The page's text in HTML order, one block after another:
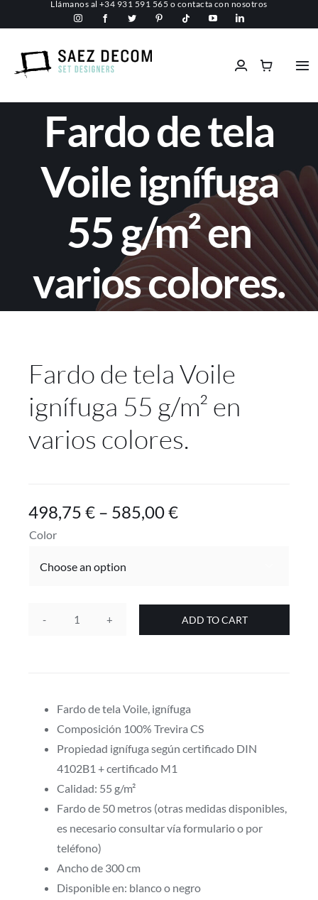
al
contenido
Llámanos al +34 931 591 565 o contacta con nosotros
Espacios comerciales
Ignífugos
Servicios
Blog
Contacto
Fardo de tela
Voile ignífuga
55 g/m² en
varios colores.
Fardo de tela Voile
ignífuga 55 g/m² en
varios colores.
498,75 €– 585,00€
Color
Fardo
g/m²
en
varios
colores.
quantity
ADD TO CART
Fardo de tela Voile, ignífuga
Composición 100% Trevira CS
Propiedad ignífuga según certificado DIN
4102B1 + certificado M1
Calidad: 55 g/m²
Fardo de 50 metros (otras medidas disponibles,
es necesario consultar vía formulario o por
teléfono)
Ancho de 300 cm
Disponible en: blanco o negro